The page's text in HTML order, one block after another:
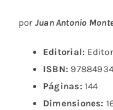
por Juan Antonio
Editorial:
ISBN:
Páginas: 144
Dimensiones: